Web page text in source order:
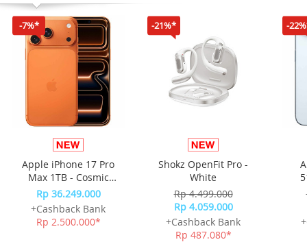
-7%*
Apple iPhone 17 Pro
Max 1TB - Cosmic
Orange
Rp 36.249.000
+Cashback Bank
Rp 2.500.000*
-21%*
Shokz OpenFit Pro -
White
Rp 4.499.000
Rp 4.059.000
+Cashback Bank
Rp 487.080*
-